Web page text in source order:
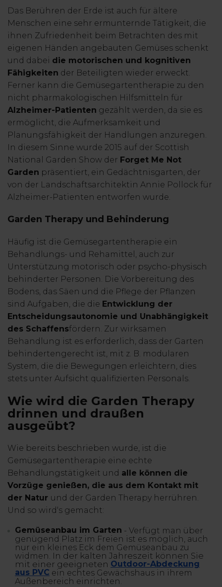
Das Berühren der Erde ist auch für ältere
Menschen eine sehr ermunternde Tätigkeit, die
ihnen Zufriedenheit beim Betrachten des mit
eigenen Händen angebauten Gemüses schenkt
und dabei die motorischen und kognitiven
Fähigkeiten der Beteiligten wieder erweckt.
Ferner kann die Gemüsegartentherapie zu den
nicht pharmakologischen Hilfsmitteln für
Alzheimer-Patienten gezählt werden, da sie es
ermöglicht, die Aufmerksamkeit und
Planungsfähigkeit der Handlungen anzuregen.
In diesem Sinne wurde 2015 auf der Scottish
National Garden Show der Forget Me Not
Garden präsentiert, ein Gedächtnisgarten, der
von der Landschaftsarchitektin Annie Pollock für
Alzheimer-Patienten entworfen wurde.
Garden Therapy und Behinderung
Häufig ist die Gemüsegartentherapie ein
Behandlungs- und Rehamittel, auch zur
Unterstützung motorisch oder psycho-physisch
behinderter Personen. Die Vorbereitung des
Bodens, das Säen und die Pflege der Pflanzen
sind Aufgaben, die die Entwicklung der
Entscheidungsautonomie und Unabhängigkeit
des Schaffensfördern. Zur wirksamen
Behandlung ist es erforderlich, dass der Garten
behindertengerecht ist, mit z. B. modularen
System, die die Bewegungen erleichtern, dies
stets unter Aufsicht qualifizierten Personals.
Wie wird die Garden Therapy
drinnen und draußen
ausgeübt?
Wie bereits beschrieben wurde, ist die
Gemüsegartentherapie eine echte
Behandlungstätigkeit und alle können die
Vorzüge genießen, die aus dem Kontakt mit
der Natur und der Garden Therapy herrühren.
Und so wird‘s gemacht:
Gemüseanbau im Garten - Verfügt man über
genügend Platz im Freien ist es möglich, auch
nur ein kleines Eck dem Gemüseanbau zu
widmen. In der kalten Jahreszeit können Sie
mit einer geeigneten Outdoor-Abdeckung
aus PVC ein echtes Gewächshaus in ihrem
Außenbereich einrichten.